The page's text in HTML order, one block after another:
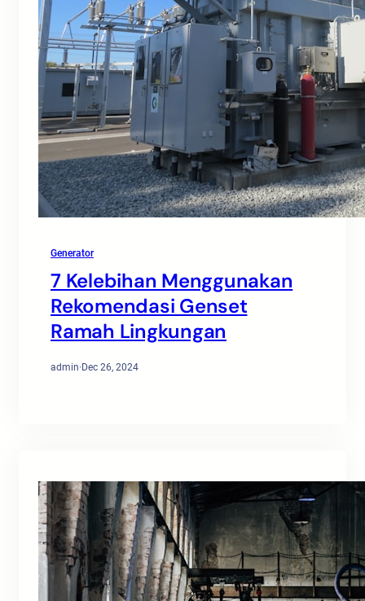
Generator
7 Kelebihan Menggunakan
Rekomendasi Genset
Ramah Lingkungan
admin·Dec 26, 2024